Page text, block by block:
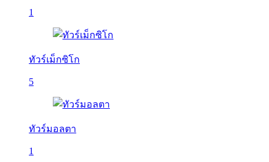
1
ทัวร์เม็กซิโก
5
ทัวร์มอลตา
1